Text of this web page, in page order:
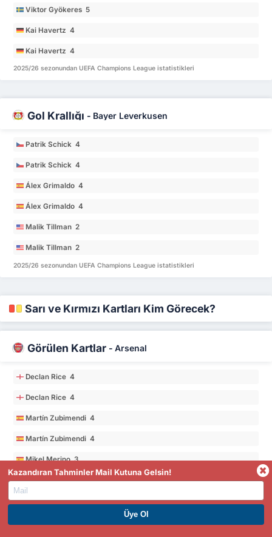
Viktor Gyökeres 5
Kai Havertz 4
Kai Havertz 4
2025/26 sezonundan UEFA Champions League istatistikleri
Gol Krallığı - Bayer Leverkusen
Patrik Schick 4
Patrik Schick 4
Álex Grimaldo 4
Álex Grimaldo 4
Malik Tillman 2
Malik Tillman 2
2025/26 sezonundan UEFA Champions League istatistikleri
Sarı ve Kırmızı Kartları Kim Görecek?
Görülen Kartlar - Arsenal
Declan Rice 4
Declan Rice 4
Martín Zubimendi 4
Martín Zubimendi 4
Mikel Merino 3
Mikel Merino 3
PREMIUM ÜYE OL. HEMEN KAZAN
Kazandıran Tahminler Mail Kutuna Gelsin!